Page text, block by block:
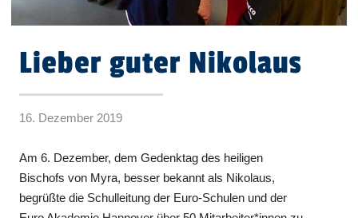
Lieber guter Nikolaus
16. Dezember 2019
Am 6. Dezember, dem Gedenktag des heiligen
Bischofs von Myra, besser bekannt als Nikolaus,
begrüßte die Schulleitung der Euro-Schulen und der